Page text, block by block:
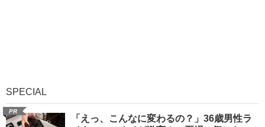
SPECIAL
PR
「えっ、こんなに変わるの？」36歳男性ラ